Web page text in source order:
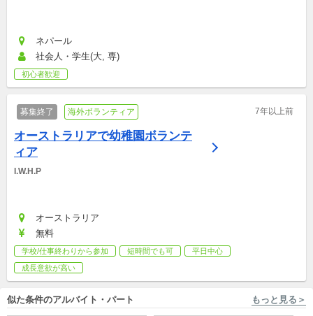
ネパール
社会人・学生(大, 専)
初心者歓迎
募集終了 海外ボランティア 7年以上前
オーストラリアで幼稚園ボランテ
ィア
I.W.H.P
オーストラリア
無料
学校/仕事終わりから参加 短時間でも可
平日中心
成長意欲が高い
似た条件のアルバイト・パート もっと見る＞